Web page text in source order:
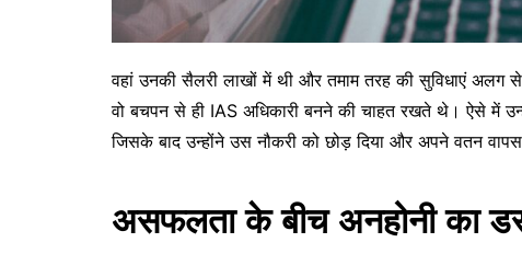
वहां उनकी सैलरी लाखों में थी और तमाम तरह की सुविधाएं अलग
वो बचपन से ही IAS अधिकारी बनने की चाहत रखते थे। ऐसे में
जिसके बाद उन्होंने उस नौकरी को छोड़ दिया और अपने वतन
असफलता के बीच अनहोनी का